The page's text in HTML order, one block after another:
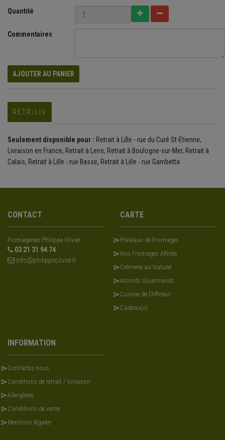
Quantité
Commentaires
AJOUTER AU PANIER
RETR/LIV
Seulement disponible pour : Retrait à Lille - rue du Curé St-Etienne,
Livraison en France, Retrait à Lens, Retrait à Boulogne-sur-Mer, Retrait à
Calais, Retrait à Lille - rue Basse, Retrait à Lille - rue Gambetta
CONTACT
Fromageries Philippe Olivier
03 21 31 94 74
info@philippeolivier.fr
CARTE
Plateaux de Fromages
Nos Fromages Affinés
Crémerie au Naturel
Accords Gourmands
Cuisine de l'Affineur
Cadeau(x)
INFORMATION
Contactez nous
Conditions de retrait / livraison
Allergènes
Conditions de vente
Mentions légales